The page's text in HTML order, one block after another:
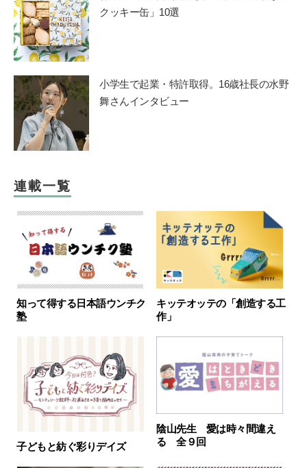
クッキー缶」10選
小学生で起業・特許取得。16歳社長の水野
舞さんインタビュー
連載一覧
知って得する日本語ウンチク
塾
キッテオッテの「創造する工
作」
子どもと紡ぐ彩りデイズ
陰山先生 愛は時々間違え
る 全９回